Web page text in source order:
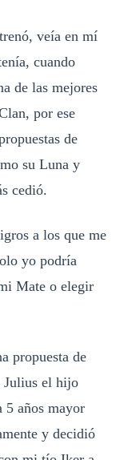
veía en mí
cuando
de las mejores
por ese
de
su Luna y
cedió.
a los que me
yo podría
Mate o elegir
propuesta de
Julius el hijo
5 años mayor
y decidió